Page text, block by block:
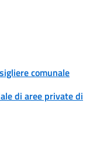
comunale
di aree private di